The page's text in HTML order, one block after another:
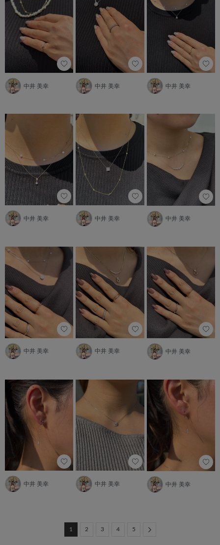
中井 美幸 中井 美幸 中井 美幸
中井 美幸 中井 美幸 中井 美幸
中井 美幸 中井 美幸 中井 美幸
中井 美幸 中井 美幸 中井 美幸
1 2 3 4 5 Next